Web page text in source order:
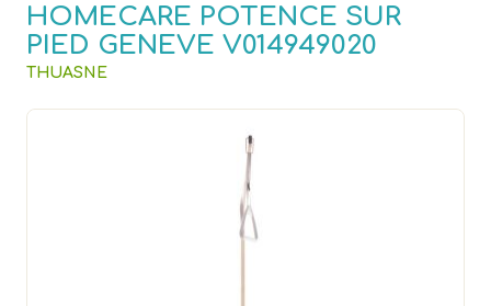
HOMECARE POTENCE SUR
PIED GENEVE V014949020
THUASNE